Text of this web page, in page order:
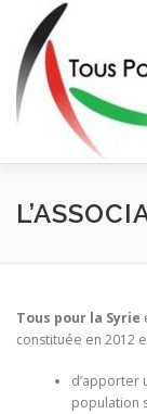
contenu
ACTIONS
Tous pour la Syrie
constituée en 2012
d’apporter
population